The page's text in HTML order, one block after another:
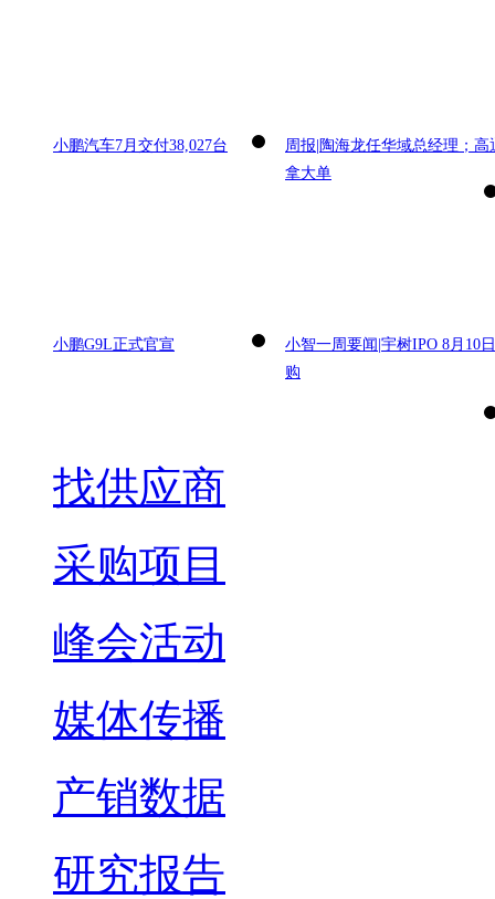
小鹏汽车7月交付38,027台
周报|陶海龙任华域总经理；高
拿大单
小鹏G9L正式官宣
小智一周要闻|宇树IPO 8月10
购
找供应商
采购项目
峰会活动
媒体传播
产销数据
研究报告